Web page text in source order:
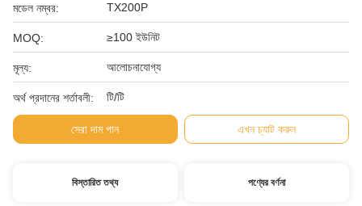
মডেল নম্বর: TX200P
MOQ: ≥100 ইউনিট
মূল্য: আলোচনাযোগ্য
অর্থ প্রদানের শর্তাবলী: টি/টি
সেরা দাম পান এখন চ্যাট করুন
বিস্তারিত তথ্য পণ্যের বর্ণনা